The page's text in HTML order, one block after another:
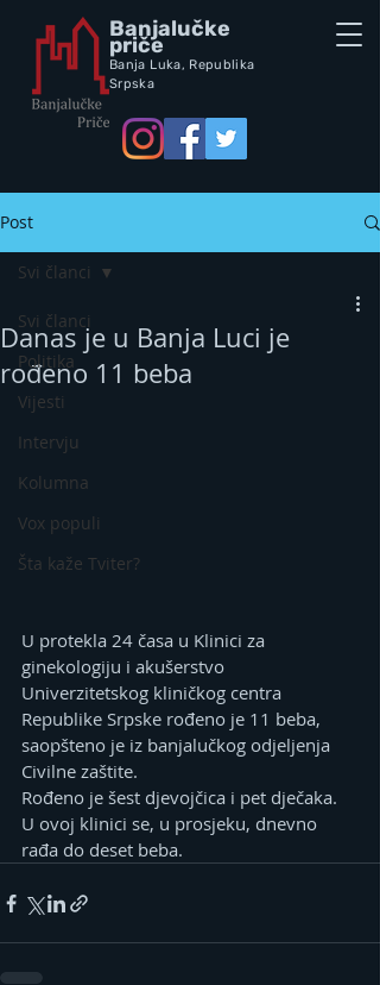
Banjalučke
priče
Banja Luka, Republika
Srpska
Post
Svi članci
Politika
Vijesti
Intervju
Kolumna
Vox populi
Šta kaže Tviter?
Svi članci
Danas je u Banja Luci je
rođeno 11 beba
U protekla 24 časa u Klinici za
ginekologiju i akušerstvo
Univerzitetskog kliničkog centra
Republike Srpske rođeno je 11 beba,
saopšteno je iz banjalučkog odjeljenja
Civilne zaštite.
Rođeno je šest djevojčica i pet dječaka.
U ovoj klinici se, u prosjeku, dnevno
rađa do deset beba.